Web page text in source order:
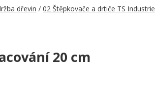
dřevin / 02 Štěpkovače a drtiče TS Industrie
20 cm